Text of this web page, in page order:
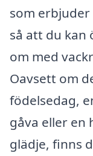
som
så att du kan
om med
Oavsett om
födelsedag,
gåva eller en
glädje, finns